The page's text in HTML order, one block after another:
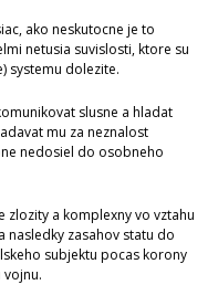
ako neskutocne je to
netusia suvislosti, ktore su
systemu dolezite.
slusne a hladat
mu za neznalost
nedosiel do osobneho
zlozity a komplexny vo vztahu
nasledky zasahov statu do
subjektu pocas korony
vojnu.